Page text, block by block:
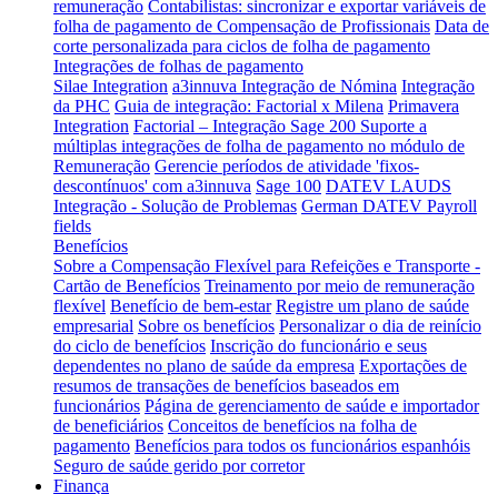
remuneração Contabilistas: sincronizar e exportar variáveis de
folha de pagamento de Compensação de Profissionais Data de
corte personalizada para ciclos de folha de pagamento
Integrações de folhas de pagamento
Silae Integration a3innuva Integração de Nómina Integração
da PHC Guia de integração: Factorial x Milena Primavera
Integration Factorial – Integração Sage 200 Suporte a
múltiplas integrações de folha de pagamento no módulo de
Remuneração Gerencie períodos de atividade 'fixos-
descontínuos' com a3innuva Sage 100 DATEV LAUDS
Integração - Solução de Problemas German DATEV Payroll
fields
Benefícios
Sobre a Compensação Flexível para Refeições e Transporte -
Cartão de Benefícios Treinamento por meio de remuneração
flexível Benefício de bem-estar Registre um plano de saúde
empresarial Sobre os benefícios Personalizar o dia de reinício
do ciclo de benefícios Inscrição do funcionário e seus
dependentes no plano de saúde da empresa Exportações de
resumos de transações de benefícios baseados em
funcionários Página de gerenciamento de saúde e importador
de beneficiários Conceitos de benefícios na folha de
pagamento Benefícios para todos os funcionários espanhóis
Seguro de saúde gerido por corretor
Finança